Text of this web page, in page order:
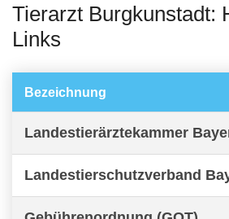
Tierarzt Burgkunstadt:
Links
Bezeichnung
Landestierärztekammer
Landestierschutzverband